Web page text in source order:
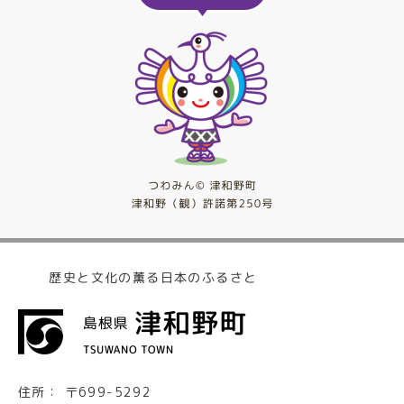
歴史と文化の薫る日本のふるさと
住所： 〒699-5292